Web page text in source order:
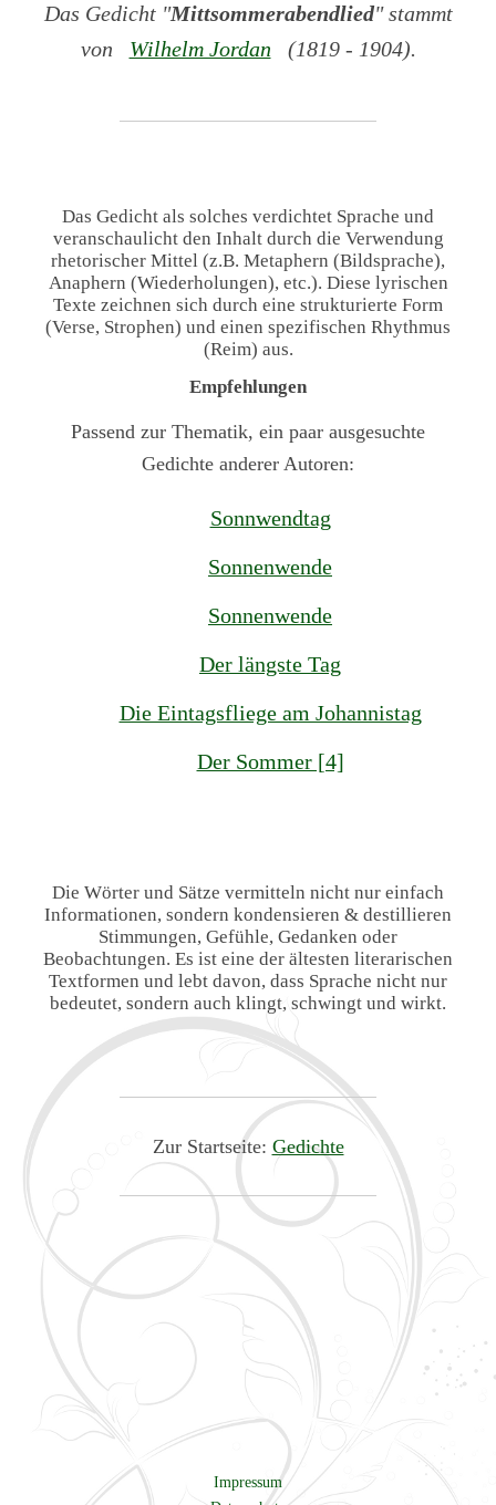
Das Gedicht "Mittsommerabendlied" stammt
von
Wilhelm Jordan (1819 - 1904).
Das Gedicht als solches verdichtet Sprache und
veranschaulicht den Inhalt durch die Verwendung
rhetorischer Mittel (z.B. Metaphern (Bildsprache),
Anaphern (Wiederholungen), etc.). Diese lyrischen
Texte zeichnen sich durch eine strukturierte Form
(Verse, Strophen) und einen spezifischen Rhythmus
(Reim) aus.
Empfehlungen
Passend zur Thematik, ein paar ausgesuchte
Gedichte anderer Autoren:
Sonnwendtag
Sonnenwende
Sonnenwende
Der längste Tag
Die Eintagsfliege am Johannistag
Der Sommer [4]
Die Wörter und Sätze vermitteln nicht nur einfach
Informationen, sondern kondensieren & destillieren
Stimmungen, Gefühle, Gedanken oder
Beobachtungen. Es ist eine der ältesten literarischen
Textformen und lebt davon, dass Sprache nicht nur
bedeutet, sondern auch klingt, schwingt und wirkt.
Zur Startseite: Gedichte
Impressum